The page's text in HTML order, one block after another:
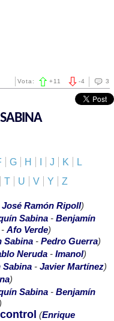
3
-4
Vota: +11
G H J K
L
T U V Y Z
José Ramón Ripoll)
Sabina - Benjamín
Afo Verde)
Sabina - Pedro Guerra)
Neruda - Imanol)
Sabina - Javier Martínez)
)
Sabina - Benjamín
(Enrique